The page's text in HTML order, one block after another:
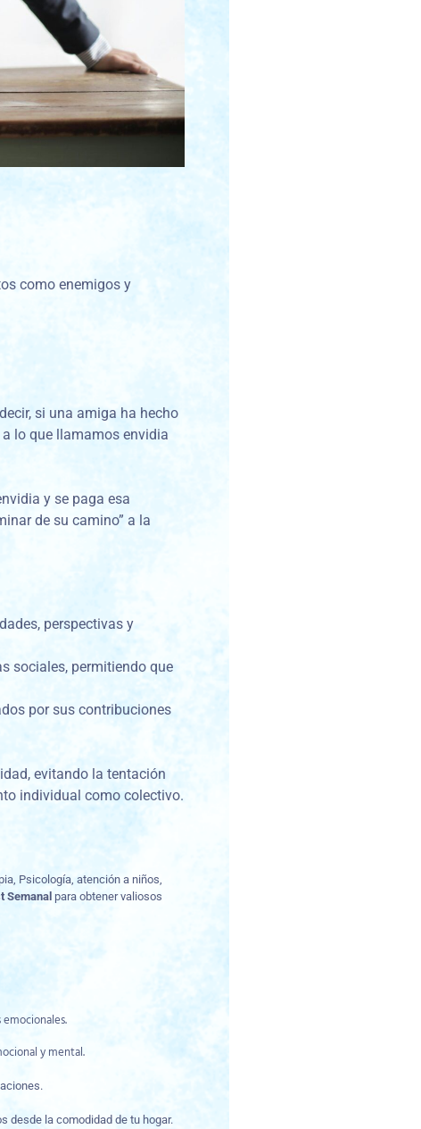
como enemigos y
si una amiga ha hecho
lo que llamamos envidia
y se paga esa
de su camino” a la
perspectivas y
sociales, permitiendo que
por sus contribuciones
evitando la tentación
individual como colectivo.
Psicología, atención a niños,
Semanal para obtener valiosos
y mental.
desde la comodidad de tu hogar.